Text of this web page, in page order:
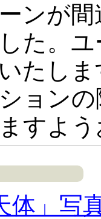
ンが
た。
たし
ョン
すよ
体」写